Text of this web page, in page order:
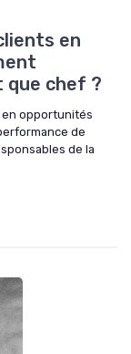
en
chef ?
opportunités
de
de la